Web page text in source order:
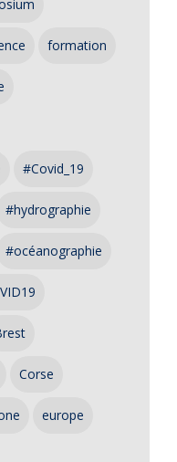
formation
#Covid_19
#hydrographie
#océanographie
Corse
europe